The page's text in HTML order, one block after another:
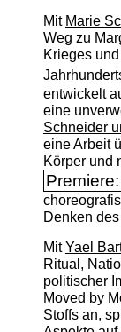
Mit Marie
Weg zu
Krieges
entwickelt
eine
Schneider
eine Arbeit
Körper und
Denken
MitYael
Ritual,
politischer
Moved by
Stoffs an,